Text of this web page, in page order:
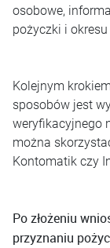
osobowe,
pożyczki i okresu
Kolejnym
sposobów jest
weryfikacyjnego
można
Kontomatik czy
Po złożeniu
przyznaniu